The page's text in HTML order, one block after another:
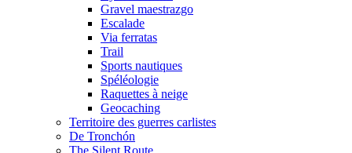
Gravel maestrazgo
Escalade
Via ferratas
Trail
Sports nautiques
Spéléologie
Raquettes à neige
Geocaching
Territoire des guerres carlistes
De Tronchón
The Silent Route